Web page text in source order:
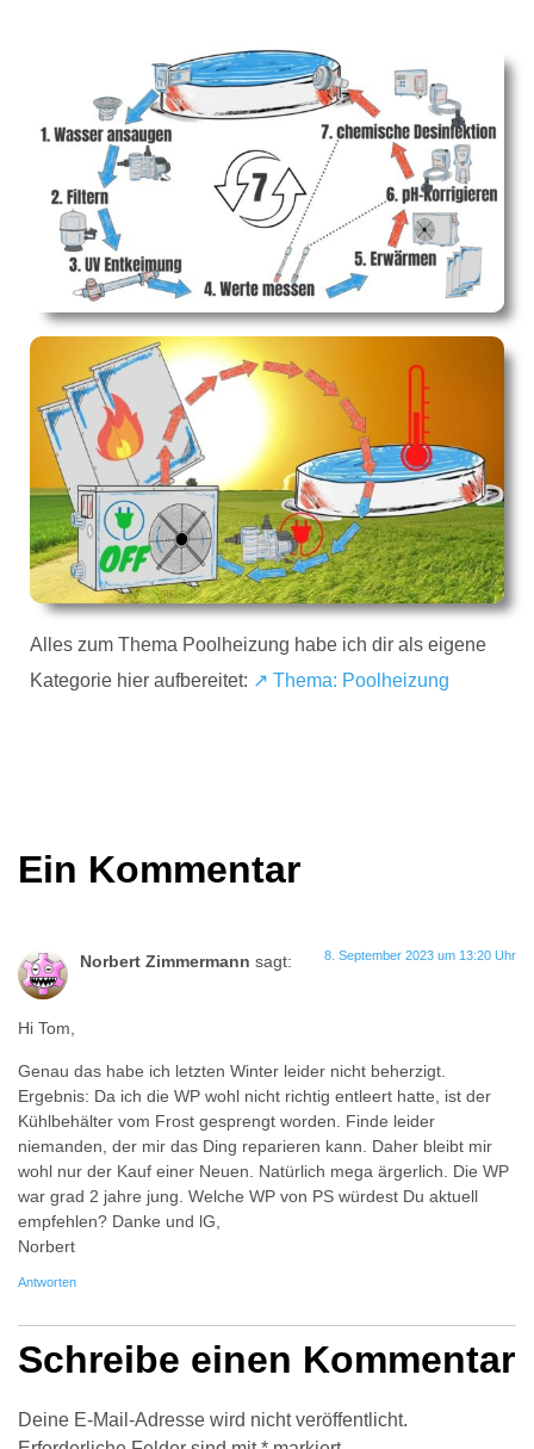
Alles zum Thema Poolheizung habe ich dir als eigene
Kategorie hier aufbereitet: ↗️ Thema: Poolheizung
Ein Kommentar
Norbert Zimmermann sagt: 8. September 2023 um 13:20 Uhr
Hi Tom,
Genau das habe ich letzten Winter leider nicht beherzigt.
Ergebnis: Da ich die WP wohl nicht richtig entleert hatte, ist der
Kühlbehälter vom Frost gesprengt worden. Finde leider
niemanden, der mir das Ding reparieren kann. Daher bleibt mir
wohl nur der Kauf einer Neuen. Natürlich mega ärgerlich. Die WP
war grad 2 jahre jung. Welche WP von PS würdest Du aktuell
empfehlen? Danke und lG,
Norbert
Antworten
Schreibe einen Kommentar
Deine E-Mail-Adresse wird nicht veröffentlicht.